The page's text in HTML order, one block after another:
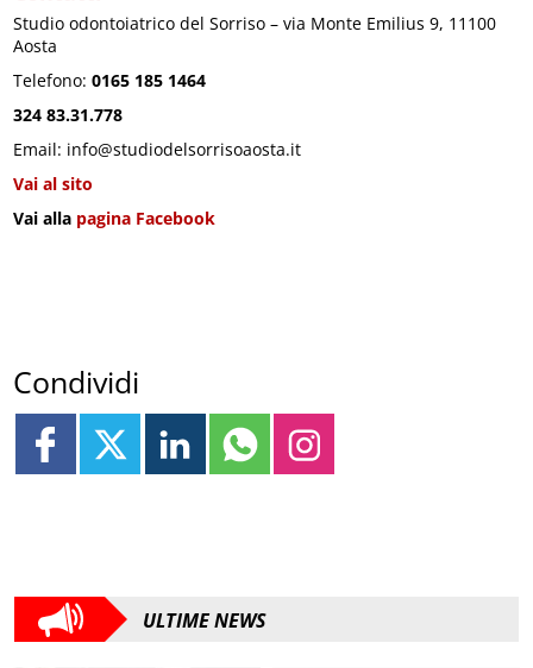
Studio odontoiatrico del Sorriso – via Monte Emilius 9, 11100
Aosta
Telefono:0165 185 1464
324 83.31.778
Email: info@studiodelsorrisoaosta.it
Vai al sito
Vai alla pagina Facebook
Condividi
ULTIME NEWS